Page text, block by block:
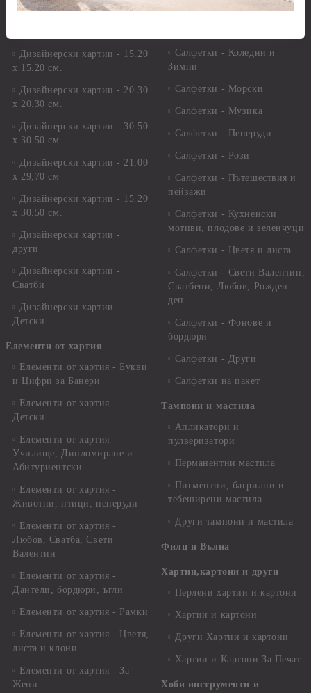
Инструменти и пособия
Дизайнерски хартии
Дизайнерски хартии - 15.20
х 15.20 см.
Дизайнерски хартии - 20.30
х 20.30 см.
Дизайнерски хартии - 30.50
х 30.50 см.
Дизайнерски хартии - 21,00
х 29,70 см
Дизайнерски хартии - 15.20
x 30.50 см.
Дизайнерски хартии -
други
Дизайнерски хартии -
Сватби
Дизайнерски хартии -
Детски
Елементи от хартия
Елементи от хартия - Букви
и Цифри за Банери
Елементи от хартия -
Детски
Елементи от хартия -
Училище, Дипломиране и
Абитуриентски
Елементи от хартия -
Животни, птици, пеперуди
Елементи от хартия -
Любов, Сватба, Свети
Валентин
Елементи от хартия -
Дантели, бордюри, ъгли
Елементи от хартия - Рамки
Елементи от хартия - Цветя,
листа и клони
Елементи от хартия - За
Жени
Салфетки - Коледни и
Зимни
Салфетки - Морски
Салфетки - Музика
Салфетки - Пеперуди
Салфетки - Рози
Салфетки - Пътешествия и
пейзажи
Салфетки - Кухненски
мотиви, плодове и зеленчуци
Салфетки - Цветя и листа
Салфетки - Свети Валентин,
Сватбени, Любов, Рожден
ден
Салфетки - Фонове и
бордюри
Салфетки - Други
Салфетки на пакет
Тампони и мастила
Апликатори и
пулверизатори
Перманентни мастила
Пигментни, багрилни и
тебеширени мастила
Други тампони и мастила
Филц и Вълна
Хартии,картони и други
Перлени хартии и картони
Хартии и картони
Други Хартии и картони
Хартии и Картони За Печат
Хоби инструменти и